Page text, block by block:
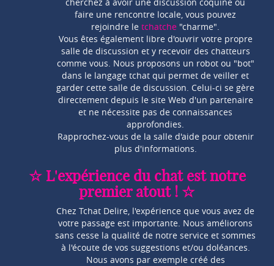
cherchez à avoir une discussion coquine ou
faire une rencontre locale, vous pouvez
rejoindre le tchatche "charme".
Vous êtes également libre d'ouvrir votre propre
salle de discussion et y recevoir des chatteurs
comme vous. Nous proposons un robot ou "bot"
dans le langage tchat qui permet de veiller et
garder cette salle de discussion. Celui-ci se gère
directement depuis le site Web d'un partenaire
et ne nécessite pas de connaissances
approfondies.
Rapprochez-vous de la salle d'aide pour obtenir
plus d'informations.
☆ L'expérience du chat est notre
premier atout ! ☆
Chez Tchat Delire, l'expérience que vous avez de
votre passage est importante. Nous améliorons
sans cesse la qualité de notre service et sommes
à l'écoute de vos suggestions et/ou doléances.
Nous avons par exemple créé des